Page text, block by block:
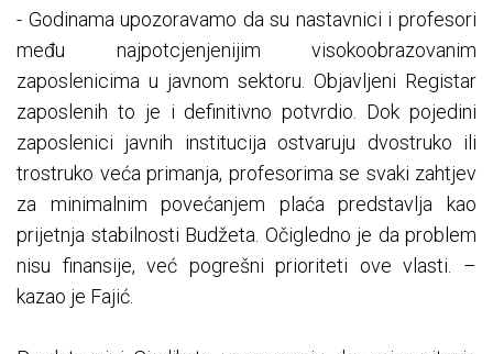
- Godinama upozoravamo da su nastavnici i profesori
među najpotcjenjenijim visokoobrazovanim
zaposlenicima u javnom sektoru. Objavljeni Registar
zaposlenih to je i definitivno potvrdio. Dok pojedini
zaposlenici javnih institucija ostvaruju dvostruko ili
trostruko veća primanja, profesorima se svaki zahtjev
za minimalnim povećanjem plaća predstavlja kao
prijetnja stabilnosti Budžeta. Očigledno je da problem
nisu finansije, već pogrešni prioriteti ove vlasti. –
kazao je Fajić.